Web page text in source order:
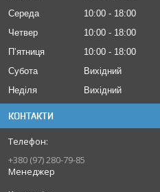
Середа
10:00
18:00
Четвер
10:00
18:00
Пʼятниця
10:00
18:00
Субота
Вихідний
Неділя
Вихідний
КОНТАКТИ
+380 (97) 280-79-85
Менеджер